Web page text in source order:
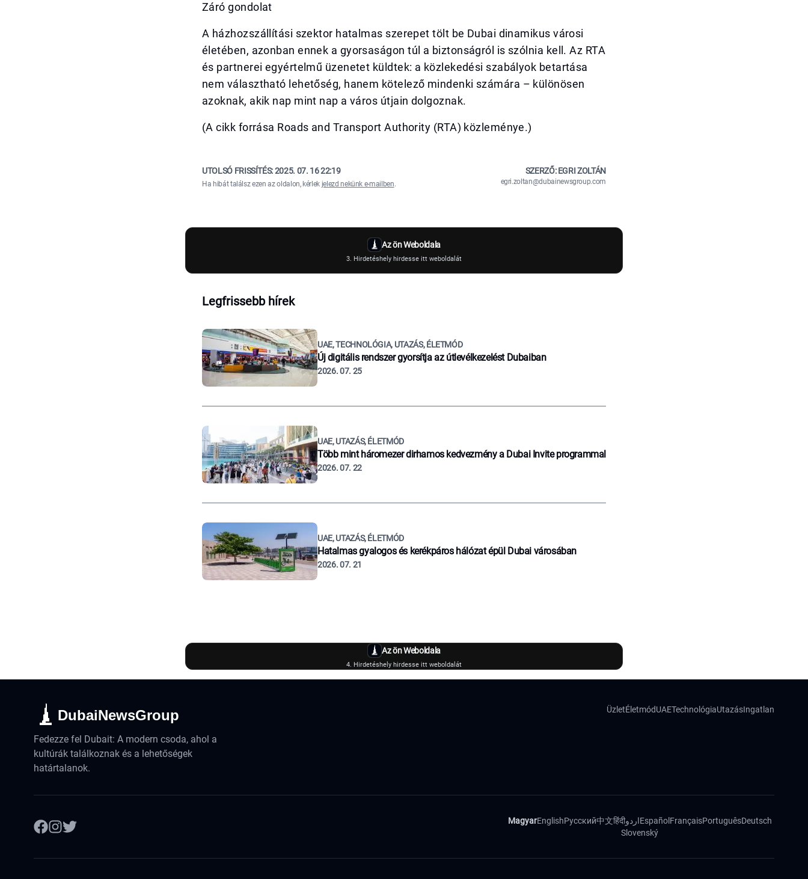
Záró gondolat
A házhozszállítási szektor hatalmas szerepet tölt be Dubai dinamikus városi
életében, azonban ennek a gyorsaságon túl a biztonságról is szólnia kell. Az RTA
és partnerei egyértelmű üzenetet küldtek: a közlekedési szabályok betartása
nem választható lehetőség, hanem kötelező mindenki számára – különösen
azoknak, akik nap mint nap a város útjain dolgoznak.
(A cikk forrása Roads and Transport Authority (RTA) közleménye.)
UTOLSÓ FRISSÍTÉS:2025. 07. 16 22:19
Ha hibát találsz ezen az oldalon, kérlek jelezd nekünk e-mailben.
SZERZŐ: EGRI ZOLTÁN
egri.zoltan@dubainewsgroup.com
Az ön Weboldala
3. Hirdetéshely hirdesse itt weboldalát
Legfrissebb hírek
UAE, TECHNOLÓGIA, UTAZÁS, ÉLETMÓD
Új digitális rendszer gyorsítja az útlevélkezelést Dubaiban
2026. 07. 25
UAE, UTAZÁS, ÉLETMÓD
Több mint háromezer dirhamos kedvezmény a Dubai Invite programmal
2026. 07. 22
UAE, UTAZÁS, ÉLETMÓD
Hatalmas gyalogos és kerékpáros hálózat épül Dubai városában
2026. 07. 21
Az ön Weboldala
4. Hirdetéshely hirdesse itt weboldalát
DubaiNewsGroup
Fedezze fel Dubait: A modern csoda, ahol a
kultúrák találkoznak és a lehetőségek
határtalanok.
ÜzletÉletmódUAETechnológiaUtazásIngatlan
MagyarEnglishРусский中文हिंदीاردوEspañol FrançaisPortuguêsDeutsch
Slovenský